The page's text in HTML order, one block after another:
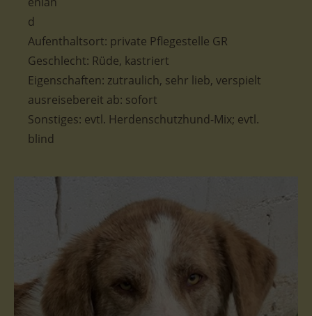
Aufenthaltsort: private Pflegestelle GR
Geschlecht: Rüde, kastriert
Eigenschaften: zutraulich, sehr lieb, verspielt
ausreisebereit ab: sofort
Sonstiges: evtl. Herdenschutzhund-Mix; evtl.
blind